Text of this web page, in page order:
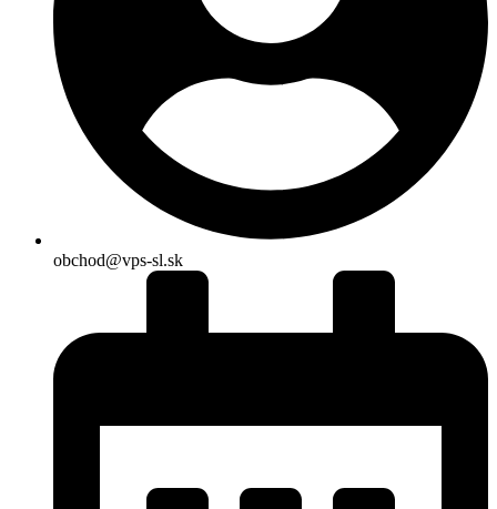
obchod@vps-sl.sk